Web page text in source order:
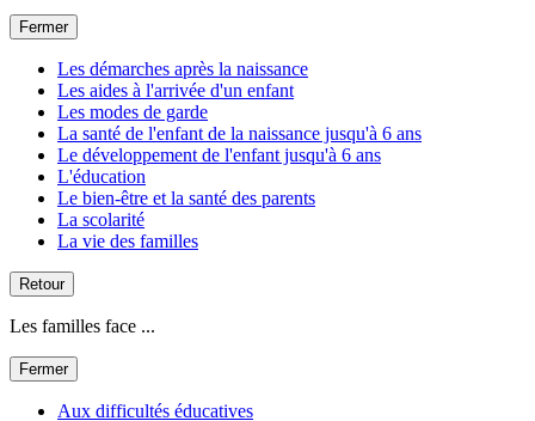
Fermer
Les démarches après la naissance
Les aides à l'arrivée d'un enfant
Les modes de garde
La santé de l'enfant de la naissance jusqu'à 6 ans
Le développement de l'enfant jusqu'à 6 ans
L'éducation
Le bien-être et la santé des parents
La scolarité
La vie des familles
Retour
Les familles face ...
Fermer
Aux difficultés éducatives